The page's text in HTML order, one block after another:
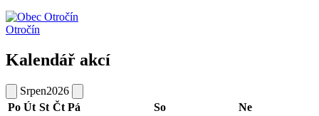
Otročín
Kalendář akcí
Srpen2026
Po Út St Čt Pá So
Ne